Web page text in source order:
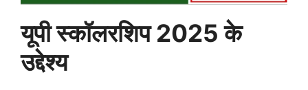
यूपी स्कॉलरशिप 2025 के
उद्देश्य